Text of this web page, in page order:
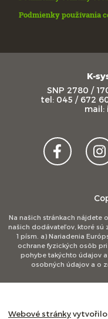
Podmienky používania
K-
SNP 2780 /
tel: 045 / 672
mail:
Na našich stránkach nájdete
našich dodávateľov, ktoré sú
1 písm. a) Nariadenia
ochrane fyzických osôb
pohybe takýchto údajov a
osobných údajov a o
Webové stránkyvytvořilo